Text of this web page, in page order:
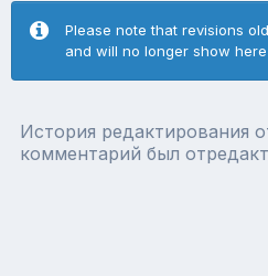
Please note that revisions
and will no longer show here
История редактирования
комментарий был